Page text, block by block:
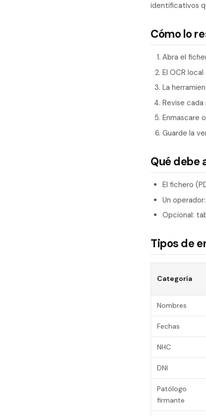
identificativos
Cómo lo
Abra el
El OCR
La
Revise
Enmascare
Guarde la
Qué debe
El fichero
Un
Opcional:
Tipos de
Categoría
Nombres
Fechas
NHC
DNI
Patólogo
firmante